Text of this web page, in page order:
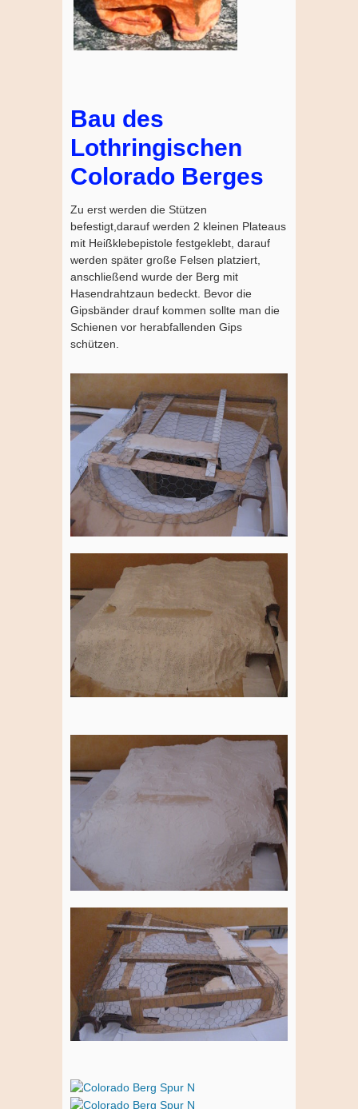
Bau des
Lothringischen
Colorado Berges
Zu erst werden die Stützen
befestigt,darauf werden 2 kleinen Plateaus
mit Heißklebepistole festgeklebt, darauf
werden später große Felsen platziert,
anschließend wurde der Berg mit
Hasendrahtzaun bedeckt. Bevor die
Gipsbänder drauf kommen sollte man die
Schienen vor herabfallenden Gips
schützen.